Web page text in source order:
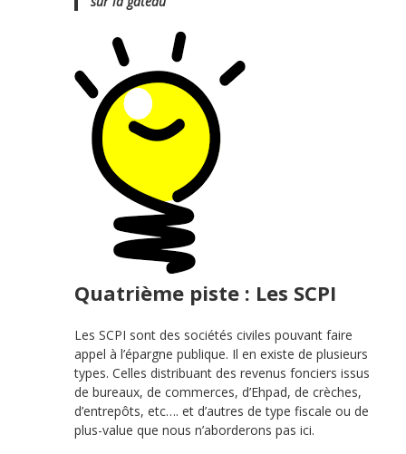
Quatrième piste : Les SCPI
Les SCPI sont des sociétés civiles pouvant faire
appel à l’épargne publique. Il en existe de plusieurs
types. Celles distribuant des revenus fonciers issus
de bureaux, de commerces, d’Ehpad, de crèches,
d’entrepôts, etc…. et d’autres de type fiscale ou de
plus-value que nous n’aborderons pas ici.